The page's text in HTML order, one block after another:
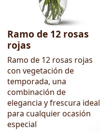
Ramo de 12 rosas
rojas
Ramo de 12 rosas rojas
con vegetación de
temporada, una
combinación de
elegancia y frescura ideal
para cualquier ocasión
especial